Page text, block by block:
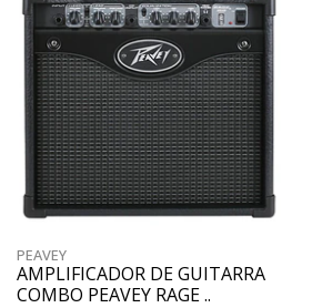
PEAVEY
AMPLIFICADOR DE GUITARRA
COMBO PEAVEY RAGE ..